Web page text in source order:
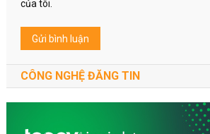
của tôi.
CÔNG NGHỆ ĐĂNG TIN